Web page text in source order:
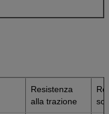
Resistenza
alla trazione